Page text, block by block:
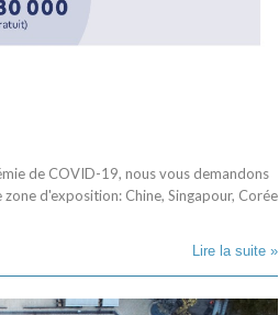
de COVID-19, nous vous demandons
d'exposition: Chine, Singapour, Corée
Lire la suite »